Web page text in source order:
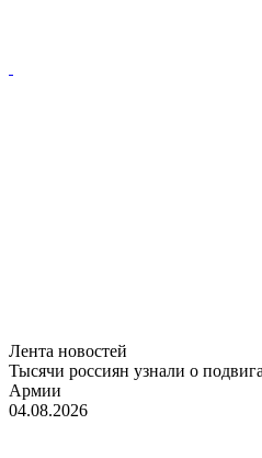
Лента новостей
Тысячи россиян узнали о
Армии
04.08.2026